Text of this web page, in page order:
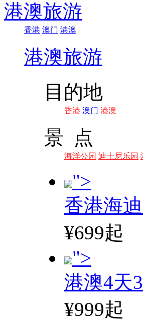
港澳旅游
香港 澳门 港澳
港澳旅游
目的地
香港 澳门 港澳
景 点
海洋公园 迪士尼乐园
">
香港海
¥699起
">
港澳4天
¥999起